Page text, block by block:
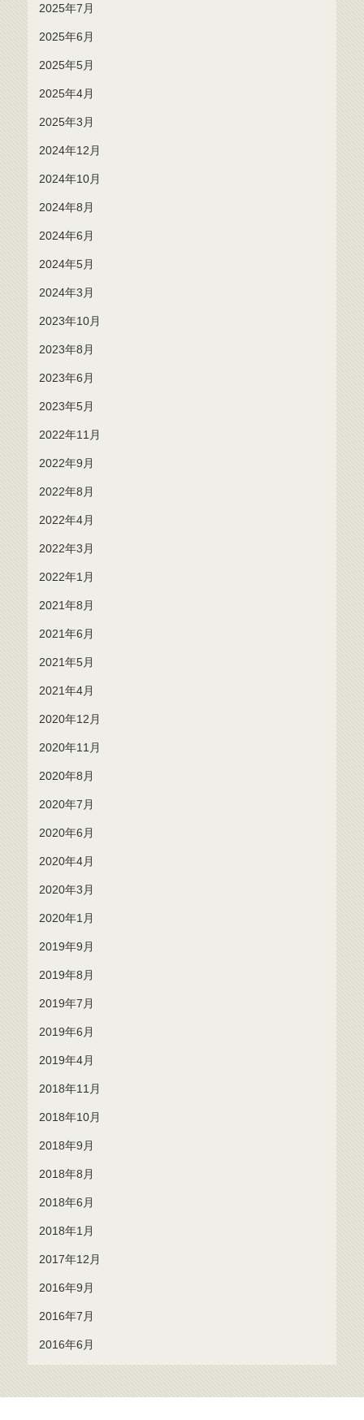
2025年7月
2025年6月
2025年5月
2025年4月
2025年3月
2024年12月
2024年10月
2024年8月
2024年6月
2024年5月
2024年3月
2023年10月
2023年8月
2023年6月
2023年5月
2022年11月
2022年9月
2022年8月
2022年4月
2022年3月
2022年1月
2021年8月
2021年6月
2021年5月
2021年4月
2020年12月
2020年11月
2020年8月
2020年7月
2020年6月
2020年4月
2020年3月
2020年1月
2019年9月
2019年8月
2019年7月
2019年6月
2019年4月
2018年11月
2018年10月
2018年9月
2018年8月
2018年6月
2018年1月
2017年12月
2016年9月
2016年7月
2016年6月